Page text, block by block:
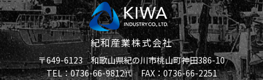
紀和産業株式会社
〒649-6123 和歌山県紀の川市桃山町神田386-10
TEL：0736-66-9812㈹ FAX：0736-66-2251